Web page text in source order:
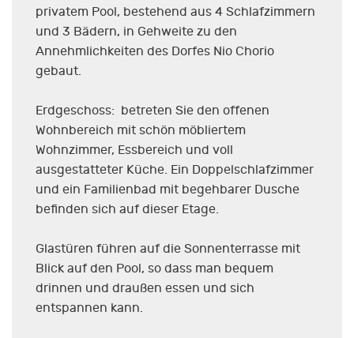
privatem Pool, bestehend aus 4 Schlafzimmern
und 3 Bädern, in Gehweite zu den
Annehmlichkeiten des Dorfes Nio Chorio
gebaut.
Erdgeschoss: betreten Sie den offenen
Wohnbereich mit schön möbliertem
Wohnzimmer, Essbereich und voll
ausgestatteter Küche. Ein Doppelschlafzimmer
und ein Familienbad mit begehbarer Dusche
befinden sich auf dieser Etage.
Glastüren führen auf die Sonnenterrasse mit
Blick auf den Pool, so dass man bequem
drinnen und draußen essen und sich
entspannen kann.